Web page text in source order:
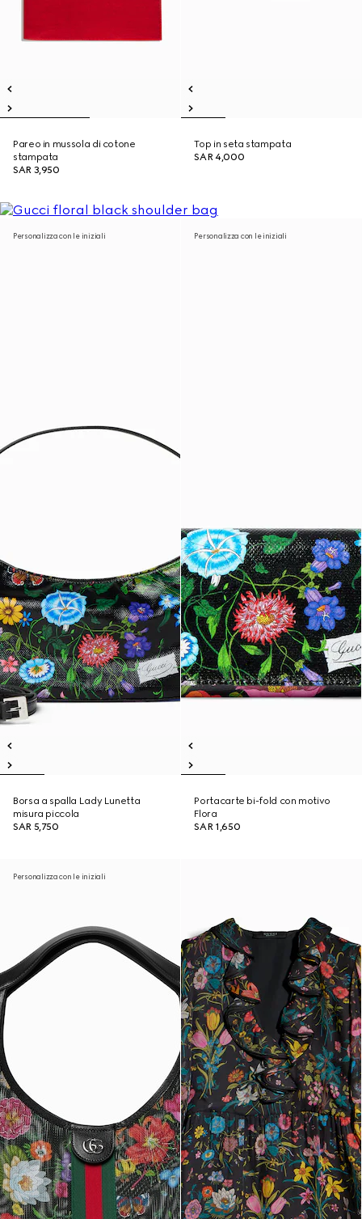
Pareo in mussola di cotone
stampata
SAR 3,950
Top in seta stampata
SAR 4,000
Personalizza con le iniziali
Borsa a spalla Lady Lunetta
misura piccola
SAR 5,750
Personalizza con le iniziali
Portacarte bi-fold con motivo
Flora
SAR 1,650
Personalizza con le iniziali